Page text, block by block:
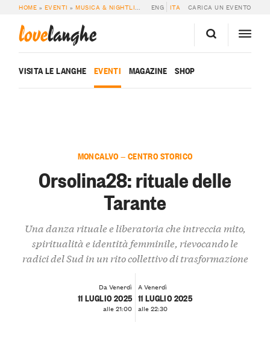
HOME » EVENTI »MUSICA & NIGHTLIFE ORSOLINA28: RITUALE DELLE
ENG ITA CARICA UN EVENTO
lovelanghe
VISITA LE LANGHE EVENTI MAGAZINE SHOP
MONCALVO — CENTRO STORICO
Orsolina28: rituale delle
Tarante
Una danza rituale e liberatoria che intreccia mito,
spiritualità e identità femminile, rievocando le
radici del Sud in un rito collettivo di trasformazione
Da Venerdì
11 LUGLIO 2025
alle 21:00
A Venerdì
11 LUGLIO 2025
alle 22:30